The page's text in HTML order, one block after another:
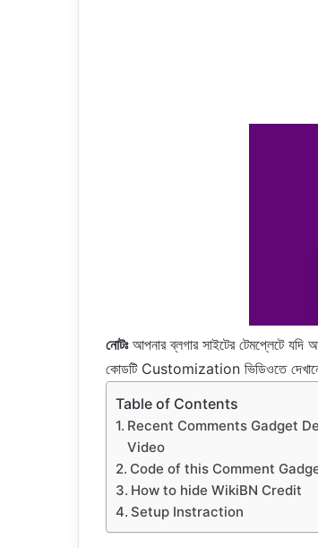
নোটঃআপনার ব্লগার সাইটের টেমপ্লেটে
কোডটি Customization ভিডিওতে
Table of Contents
Recent Comments Gadget
Video
Code of this Comment
How to hide WikiBN Credit
Setup Instraction